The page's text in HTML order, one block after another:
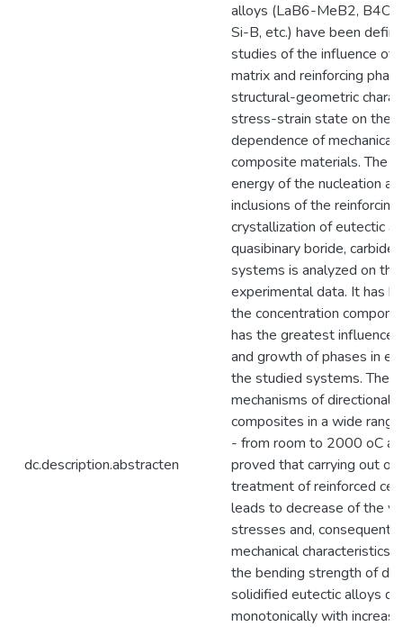
dc.description.abstracten
alloys (LaB6-MeB2, B4C-
Si-B, etc.) have been
studies of the influence of
matrix and reinforcing
structural-geometric
stress-strain state on the
dependence of mechanical
composite materials. The
energy of the nucleation
inclusions of the
crystallization of eutectic
quasibinary boride, carbide
systems is analyzed on
experimental data. It has
the concentration
has the greatest influence
and growth of phases in
the studied systems. The
mechanisms of
composites in a wide
- from room to 2000 oC
proved that carrying out of
treatment of reinforced
leads to decrease of the
stresses and,
mechanical characteristics.
the bending strength of
solidified eutectic alloys
monotonically with